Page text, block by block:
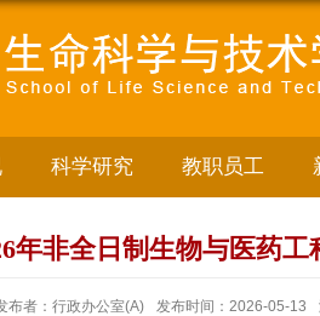
科学研究 教职员工
年非全日制生物与医药
布者：行政办公室(A) 发布时间：2026-05-13